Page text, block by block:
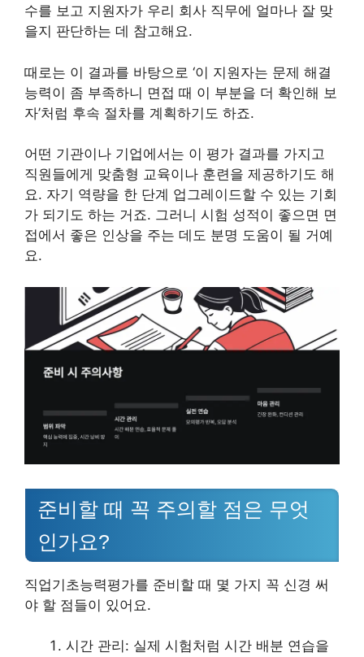
수를 보고 지원자가 우리 회사 직무에 얼마나 잘 맞
을지 판단하는 데 참고해요.
때로는 이 결과를 바탕으로 ‘이 지원자는 문제 해결
능력이 좀 부족하니 면접 때 이 부분을 더 확인해 보
자’처럼 후속 절차를 계획하기도 하죠.
어떤 기관이나 기업에서는 이 평가 결과를 가지고
직원들에게 맞춤형 교육이나 훈련을 제공하기도 해
요. 자기 역량을 한 단계 업그레이드할 수 있는 기회
가 되기도 하는 거죠. 그러니 시험 성적이 좋으면 면
접에서 좋은 인상을 주는 데도 분명 도움이 될 거예
요.
준비할 때 꼭 주의할 점은 무엇
인가요?
직업기초능력평가를 준비할 때 몇 가지 꼭 신경 써
야 할 점들이 있어요.
시간 관리: 실제 시험처럼 시간 배분 연습을